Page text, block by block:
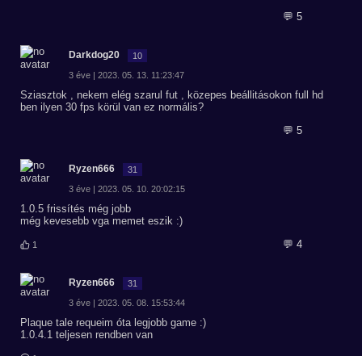
💬 5
Darkdog20 10
3 éve | 2023. 05. 13. 11:23:47
Sziasztok , nekem elég szarul fut , közepes beállitásokon full hd
ben ilyen 30 fps körül van ez normális?
💬 5
Ryzen666 31
3 éve | 2023. 05. 10. 20:02:15
1.0.5 frissítés még jobb
még kevesebb vga memet eszik :)
1 💬 4
Ryzen666 31
3 éve | 2023. 05. 08. 15:53:44
Plaque tale requeim óta legjobb game :)
1.0.4.1 teljesen rendben van